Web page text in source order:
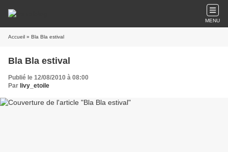
MENU
Accueil » Bla Bla estival
Bla Bla estival
Publié le 12/08/2010 à 08:00
Par livy_etoile